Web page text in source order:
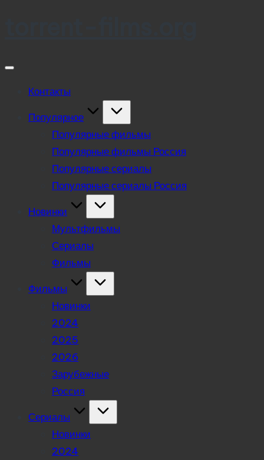
Контакты
Популярное
Популярные фильмы
Популярные фильмы Россия
Популярные сериалы
Популярные сериалы Россия
Новинки
Мультфильмы
Сериалы
Фильмы
Фильмы
Новинки
2024
2025
2026
Зарубежные
Россия
Сериалы
Новинки
2024